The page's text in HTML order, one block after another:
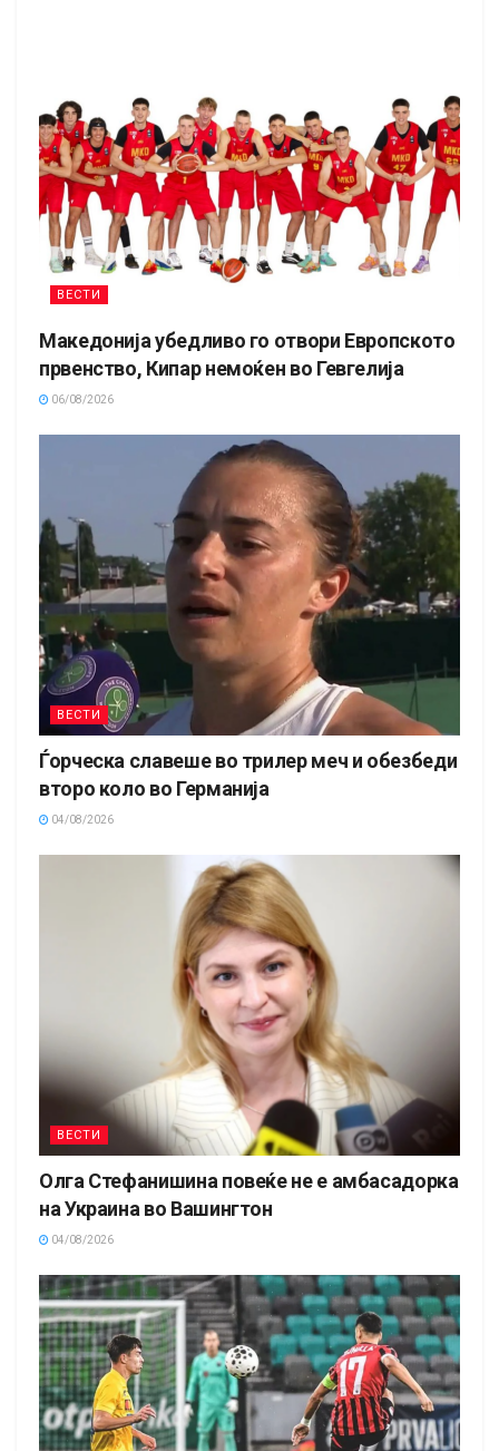
ВЕСТИ
Македонија убедливо го отвори Европското
првенство, Кипар немоќен во Гевгелија
06/08/2026
ВЕСТИ
Ѓорческа славеше во трилер меч и обезбеди
второ коло во Германија
04/08/2026
ВЕСТИ
Олга Стефанишина повеќе не е амбасадорка
на Украина во Вашингтон
04/08/2026